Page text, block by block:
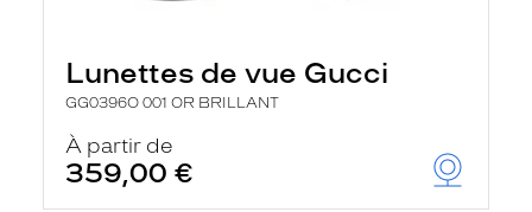
Lunettes de vue Gucci
GG0396O 001 OR BRILLANT
À partir de
359,00 €